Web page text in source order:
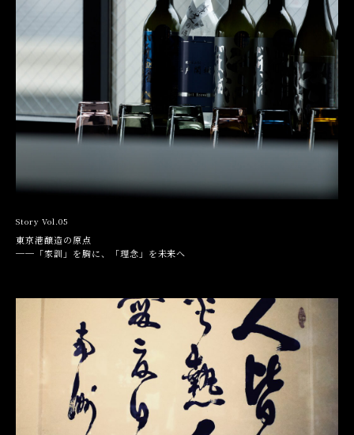
Story Vol.05
東京港醸造の原点
──「家訓」を胸に、「理念」を未来へ